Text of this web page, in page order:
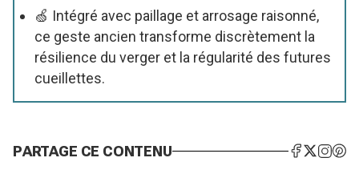
🍏 Intégré avec paillage et arrosage raisonné,
ce geste ancien transforme discrètement la
résilience du verger et la régularité des futures
cueillettes.
PARTAGE CE CONTENU